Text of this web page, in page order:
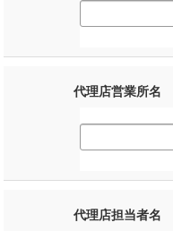
代理店営業所名
代理店担当者名